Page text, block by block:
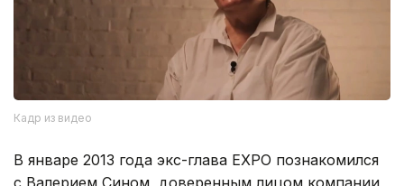
Кадр из видео
В январе 2013 года экс-глава EXPO познакомился